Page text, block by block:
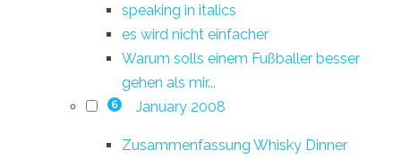
speaking in italics
es wird nicht einfacher
Warum solls einem Fußballer besser
gehen als mir...
6 January 2008
Zusammenfassung Whisky Dinner